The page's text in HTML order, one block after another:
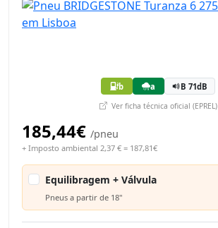
b a B 71dB
Ver ficha técnica oficial (EPREL)
185,44€ /pneu
+ Imposto ambiental 2,37 € = 187,81€
Equilibragem + Válvula
Pneus a partir de 18"